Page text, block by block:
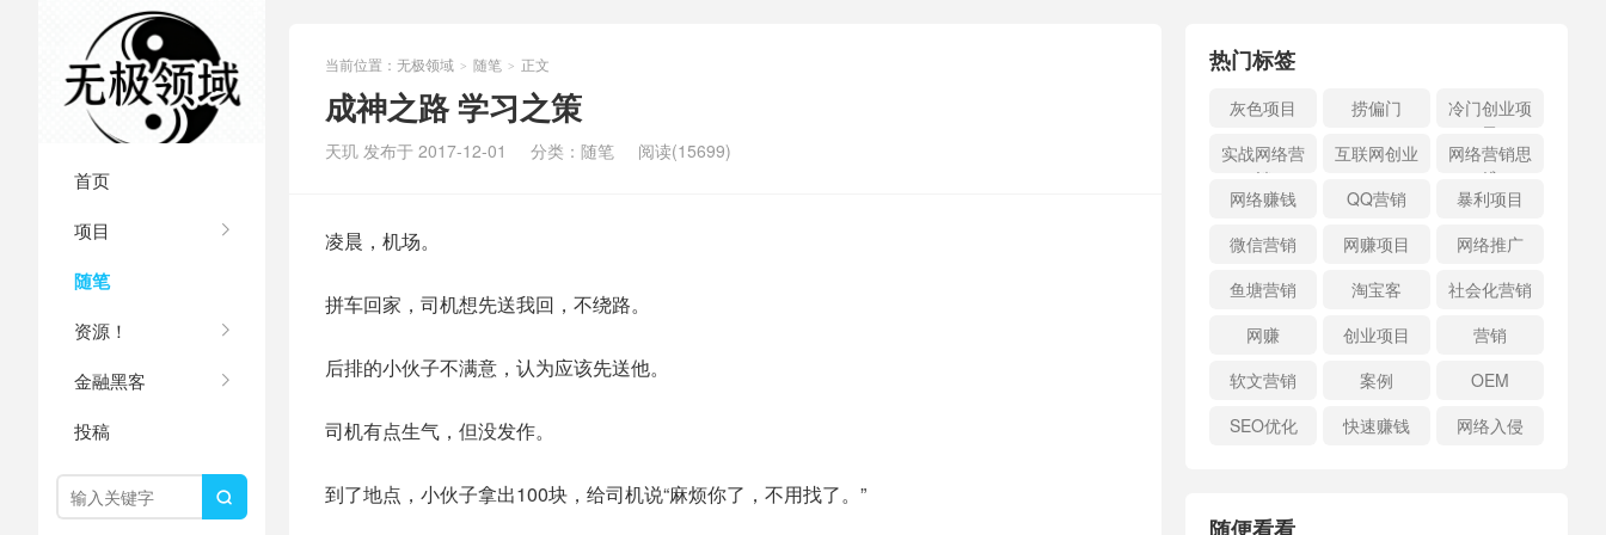
首页
项目
随笔
资源！
金融黑客
投稿

当前位置： 无极领域 > 随笔 > 正文
成神之路 学习之策
天玑 发布于 2017-12-01 分类： 随笔 阅读(15699)
凌晨，机场。
拼车回家，司机想先送我回，不绕路。
后排的小伙子不满意，认为应该先送他。
司机有点生气，但没发作。
到了地点，小伙子拿出100块，给司机说“麻烦你了，不用找了。”
热门标签
灰色项目 捞偏门
冷门创业项
目
实战网络营
销
互联网创业
网络营销思
维
网络赚钱
QQ营销
暴利项目
微信营销
网赚项目
网络推广
鱼塘营销
淘宝客
社会化营销
网赚
创业项目
营销
软文营销
案例
OEM
SEO优化
快速赚钱 网络入侵